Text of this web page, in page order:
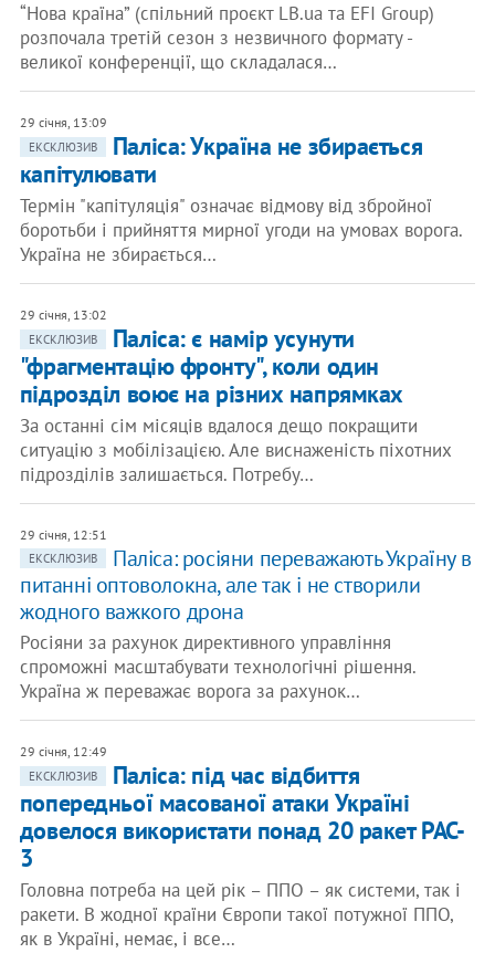
“Нова країна” (спільний проєкт LB.ua та EFI Group)
розпочала третій сезон з незвичного формату -
великої конференції, що складалася…
29 січня, 13:09
ЕКСКЛЮЗИВ
Паліса: Україна не збирається
капітулювати
Термін "капітуляція" означає відмову від збройної
боротьби і прийняття мирної угоди на умовах ворога.
Україна не збирається…
29 січня, 13:02
ЕКСКЛЮЗИВ
Паліса: є намір усунути
"фрагментацію фронту", коли один
підрозділ воює на різних напрямках
За останні сім місяців вдалося дещо покращити
ситуацію з мобілізацією. Але виснаженість піхотних
підрозділів залишається. Потребу…
29 січня, 12:51
ЕКСКЛЮЗИВ
Паліса: росіяни переважають Україну в
питанні оптоволокна, але так і не створили
жодного важкого дрона
Росіяни за рахунок директивного управління
спроможні масштабувати технологічні рішення.
Україна ж переважає ворога за рахунок…
29 січня, 12:49
ЕКСКЛЮЗИВ
Паліса: під час відбиття
попередньої масованої атаки Україні
довелося використати понад 20 ракет PAC-
3
Головна потреба на цей рік – ППО – як системи, так і
ракети. В жодної країни Європи такої потужної ППО,
як в Україні, немає, і все…